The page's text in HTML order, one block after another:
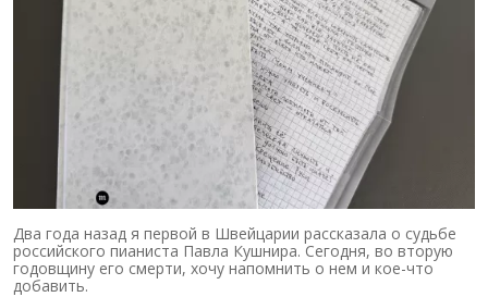
Два года назад я первой в Швейцарии рассказала о судьбе
российского пианиста Павла Кушнира. Сегодня, во вторую
годовщину его смерти, хочу напомнить о нем и кое-что
добавить.